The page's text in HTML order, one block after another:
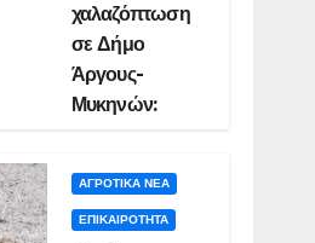
χαλαζόπτωση
σε Δήμο
Άργους-
Μυκηνών:
ΑΓΡΟΤΙΚΑ ΝΕΑ
ΕΠΙΚΑΙΡΟΤΗΤΑ